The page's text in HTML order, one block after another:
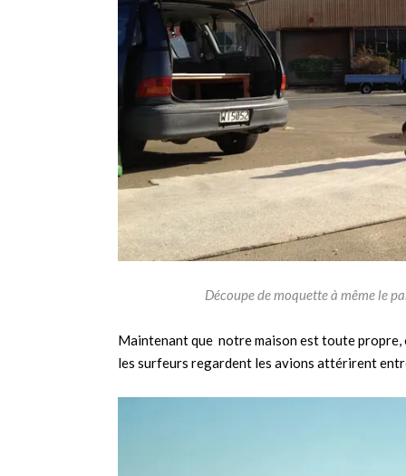
Découpe de moquette à même le
Maintenant que notre maison est toute propre,
les surfeurs regardent les avions attérirent